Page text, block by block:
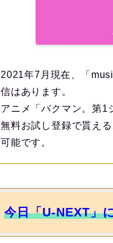
2021年7月現在、「
信はあります。
アニメ「バクマン。第1
無料お試し登録で貰え
可能です。
今日「U-NEXT」